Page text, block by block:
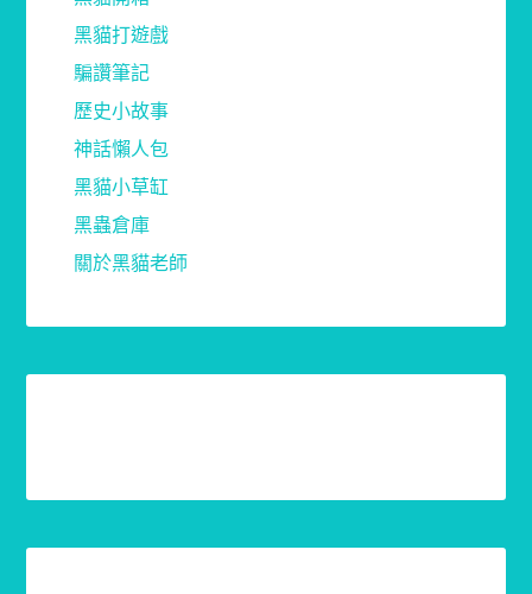
黑貓打遊戲
騙讚筆記
歷史小故事
神話懶人包
黑貓小草缸
黑蟲倉庫
關於黑貓老師